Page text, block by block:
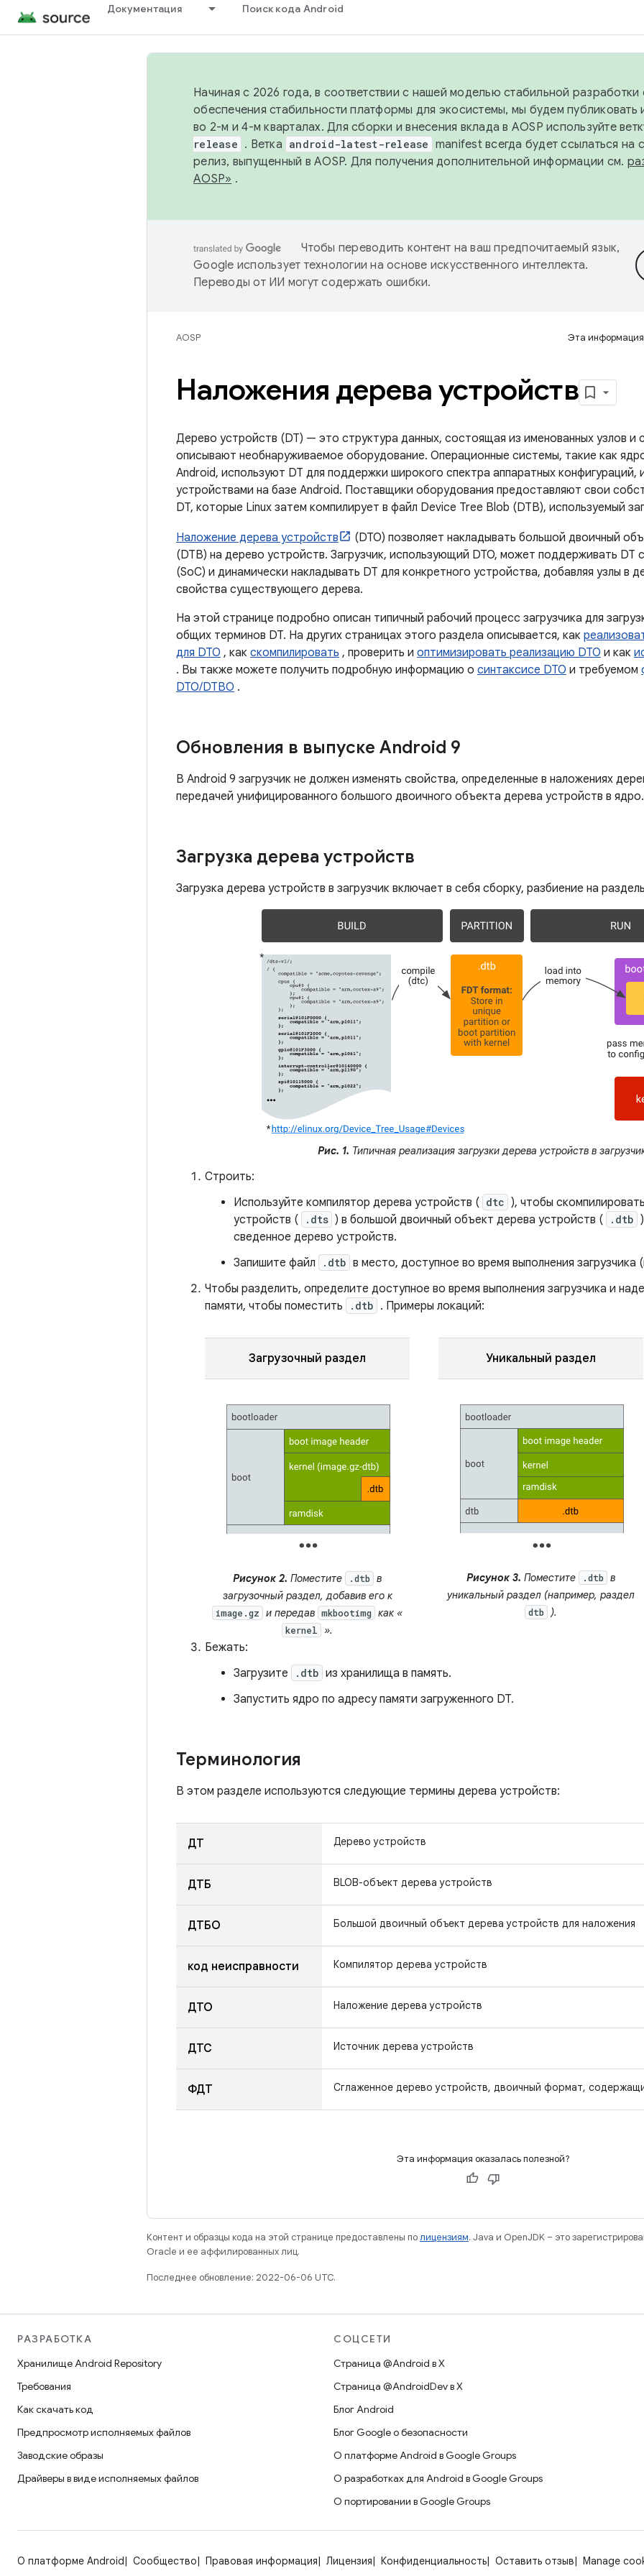
Документация Поиск кода Android
Начиная с 2026 года, в соответствии с нашей моделью стабильной разработки
обеспечения стабильности платформы для экосистемы, мы будем публиковать
во 2-м и 4-м кварталах. Для сборки и внесения вклада в AOSP используйте
release . Ветка android-latest-release manifest всегда будет ссылаться на
релиз, выпущенный в AOSP. Для получения дополнительной информации см.
AOSP» .
Чтобы переводить контент на ваш предпочитаемый язык,
Google использует технологии на основе искусственного интеллекта.
Переводы от ИИ могут содержать ошибки.
AOSP Эта информация
Наложения дерева устройств
Дерево устройств (DT) — это структура данных, состоящая из именованных узлов и
описывают необнаруживаемое оборудование. Операционные системы, такие как
Android, используют DT для поддержки широкого спектра аппаратных конфигураций,
устройствами на базе Android. Поставщики оборудования предоставляют свои
DT, которые Linux затем компилирует в файл Device Tree Blob (DTB), используемый
Наложение дерева устройств
(DTO) позволяет накладывать большой двоичный
(DTB) на дерево устройств. Загрузчик, использующий DTO, может поддерживать DT
(SoC) и динамически накладывать DT для конкретного устройства, добавляя узлы в
свойства существующего дерева.
На этой странице подробно описан типичный рабочий процесс загрузчика для
общих терминов DT. На других страницах этого раздела описывается, как
для DTO , как скомпилировать , проверить и оптимизировать реализацию DTO и как
. Вы также можете получить подробную информацию о синтаксисе DTO и требуемом
DTO/DTBO .
Обновления в выпуске Android 9
В Android 9 загрузчик не должен изменять свойства, определенные в наложениях
передачей унифицированного большого двоичного объекта дерева устройств в ядро.
Загрузка дерева устройств
Загрузка дерева устройств в загрузчик включает в себя сборку, разбиение на
Рис. 1. Типичная реализация загрузки дерева устройств в
Строить:
Используйте компилятор дерева устройств ( dtc ), чтобы
устройств (
.dts ) в большой двоичный объект дерева устройств ( .dtb
сведенное дерево устройств.
Запишите файл
.dtb в место, доступное во время выполнения
Чтобы разделить, определите доступное во время выполнения загрузчика и
памяти, чтобы поместить
.dtb . Примеры локаций:
Загрузочный раздел
Рисунок 2. Поместите .dtb в
загрузочный раздел, добавив его к
image.gz и передав mkbootimg как «
kernel ».
Уникальный раздел
Рисунок 3. Поместите .dtb в
уникальный раздел (например, раздел
dtb ).
Бежать:
Загрузите
.dtb из хранилища в память.
Запустить ядро ​​по адресу памяти загруженного DT.
Терминология
В этом разделе используются следующие термины дерева устройств:
ДТ Дерево устройств
ДТБ BLOB-объект дерева устройств
ДТБО Большой двоичный объект дерева устройств для наложения
код неисправности Компилятор дерева устройств
ДТО Наложение дерева устройств
ДТС Источник дерева устройств
ФДТ Сглаженное дерево устройств, двоичный формат,
Эта информация оказалась полезной?
Контент и образцы кода на этой странице предоставлены полицензиям. Java и OpenJDK – это
Oracle и ее аффилированных лиц.
Последнее обновление: 2022-06-06 UTC.
РАЗРАБОТКА
Хранилище Android Repository
Требования
Как скачать код
Предпросмотр исполняемых файлов
Заводские образы
Драйверы в виде исполняемых файлов
СОЦСЕТИ
Страница @Android в X
Страница @AndroidDev в X
Блог Android
Блог Google о безопасности
О платформе Android в Google Groups
О разработках для Android в Google Groups
О портировании в Google Groups
О платформе Android Сообщество Правовая информация Лицензия Конфиденциальность Оставить отзыв Manage